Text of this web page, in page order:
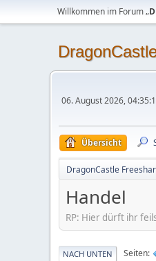
Willkommen im Forum „
06. August 2026,
Übersicht
DragonCastle
Handel
RP: Hier dürft ihr
NACH UNTEN Seiten